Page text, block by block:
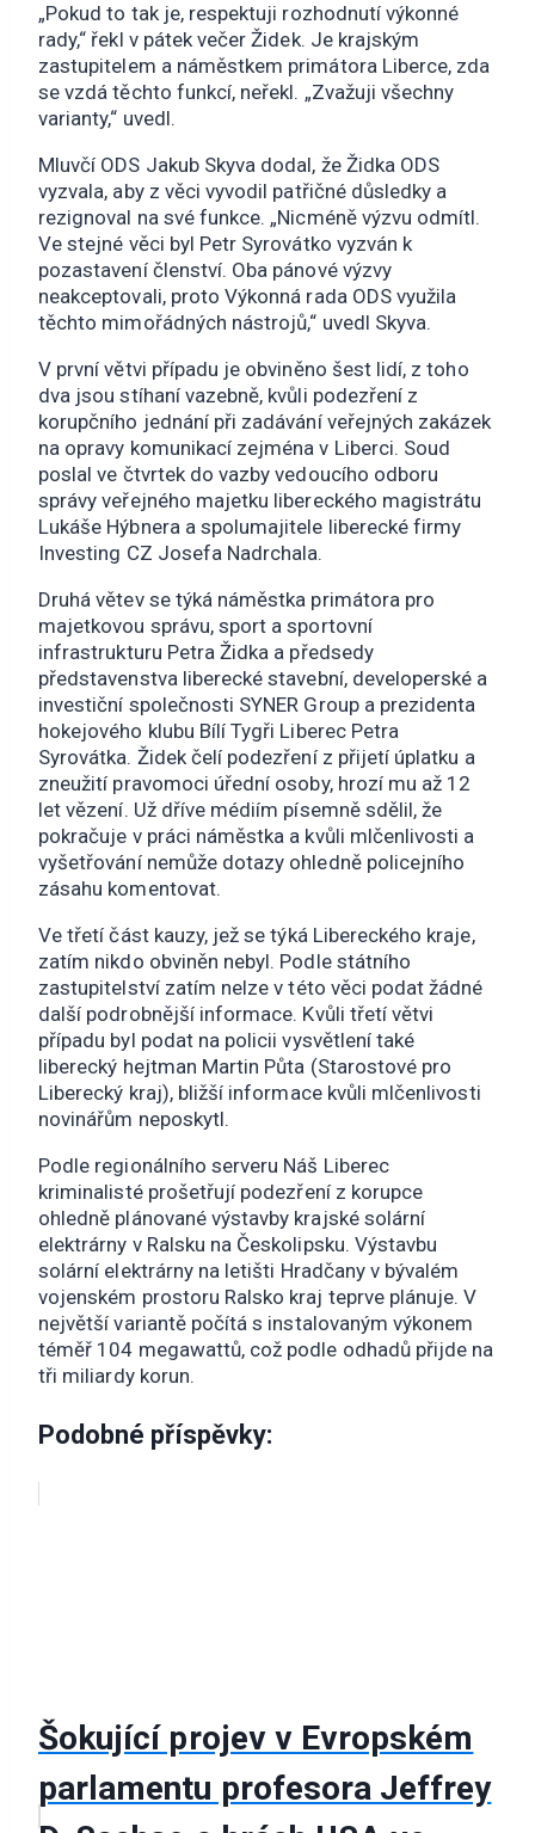
„Pokud to tak je, respektuji rozhodnutí výkonné
rady,“ řekl v pátek večer Židek. Je krajským
zastupitelem a náměstkem primátora Liberce, zda
se vzdá těchto funkcí, neřekl. „Zvažuji všechny
varianty,“ uvedl.
Mluvčí ODS Jakub Skyva dodal, že Židka ODS
vyzvala, aby z věci vyvodil patřičné důsledky a
rezignoval na své funkce. „Nicméně výzvu odmítl.
Ve stejné věci byl Petr Syrovátko vyzván k
pozastavení členství. Oba pánové výzvy
neakceptovali, proto Výkonná rada ODS využila
těchto mimořádných nástrojů,“ uvedl Skyva.
V první větvi případu je obviněno šest lidí, z toho
dva jsou stíhaní vazebně, kvůli podezření z
korupčního jednání při zadávání veřejných zakázek
na opravy komunikací zejména v Liberci. Soud
poslal ve čtvrtek do vazby vedoucího odboru
správy veřejného majetku libereckého magistrátu
Lukáše Hýbnera a spolumajitele liberecké firmy
Investing CZ Josefa Nadrchala.
Druhá větev se týká náměstka primátora pro
majetkovou správu, sport a sportovní
infrastrukturu Petra Židka a předsedy
představenstva liberecké stavební, developerské a
investiční společnosti SYNER Group a prezidenta
hokejového klubu Bílí Tygři Liberec Petra
Syrovátka. Židek čelí podezření z přijetí úplatku a
zneužití pravomoci úřední osoby, hrozí mu až 12
let vězení. Už dříve médiím písemně sdělil, že
pokračuje v práci náměstka a kvůli mlčenlivosti a
vyšetřování nemůže dotazy ohledně policejního
zásahu komentovat.
Ve třetí část kauzy, jež se týká Libereckého kraje,
zatím nikdo obviněn nebyl. Podle státního
zastupitelství zatím nelze v této věci podat žádné
další podrobnější informace. Kvůli třetí větvi
případu byl podat na policii vysvětlení také
liberecký hejtman Martin Půta (Starostové pro
Liberecký kraj), bližší informace kvůli mlčenlivosti
novinářům neposkytl.
Podle regionálního serveru Náš Liberec
kriminalisté prošetřují podezření z korupce
ohledně plánované výstavby krajské solární
elektrárny v Ralsku na Českolipsku. Výstavbu
solární elektrárny na letišti Hradčany v bývalém
vojenském prostoru Ralsko kraj teprve plánuje. V
největší variantě počítá s instalovaným výkonem
téměř 104 megawattů, což podle odhadů přijde na
tři miliardy korun.
Podobné příspěvky:
Šokující projev v Evropském
parlamentu profesora Jeffrey